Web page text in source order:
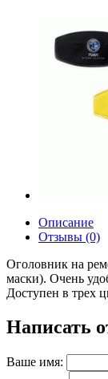
Описание
Отзывы (0)
Оголовник на
маски). Очень
Доступен в трех
Написать
Ваше имя: